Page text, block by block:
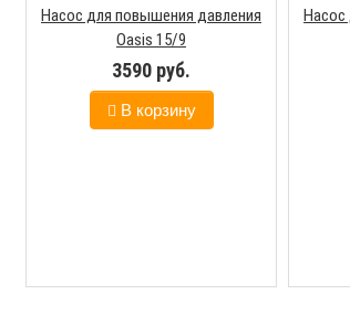
Насос для повышения давления
Oasis 15/9
3590 руб.
В корзину
Насос